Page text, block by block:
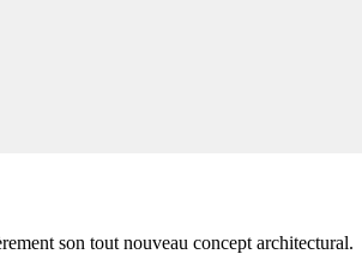
son tout nouveau concept architectural.